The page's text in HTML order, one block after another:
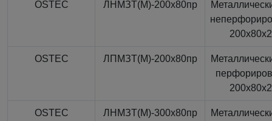
OSTEC ЛНМЗТ(М)-200x80пр
OSTEC ЛПМЗТ(М)-200x80пр
OSTEC ЛНМЗТ(М)-300x80пр